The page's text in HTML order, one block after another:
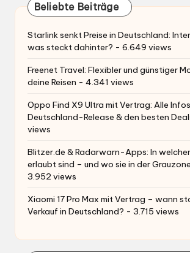
Beliebte Beiträge
Starlink senkt Preise in Deutschland:
was steckt dahinter? - 6.649 views
Freenet Travel: Flexibler und günstiger
deine Reisen - 4.341 views
Oppo Find X9 Ultra mit Vertrag: Alle
Deutschland-Release & den besten
views
Blitzer.de & Radarwarn-Apps: In
erlaubt sind – und wo sie in der
3.952 views
Xiaomi 17 Pro Max mit Vertrag – wann
Verkauf in Deutschland? - 3.715 views